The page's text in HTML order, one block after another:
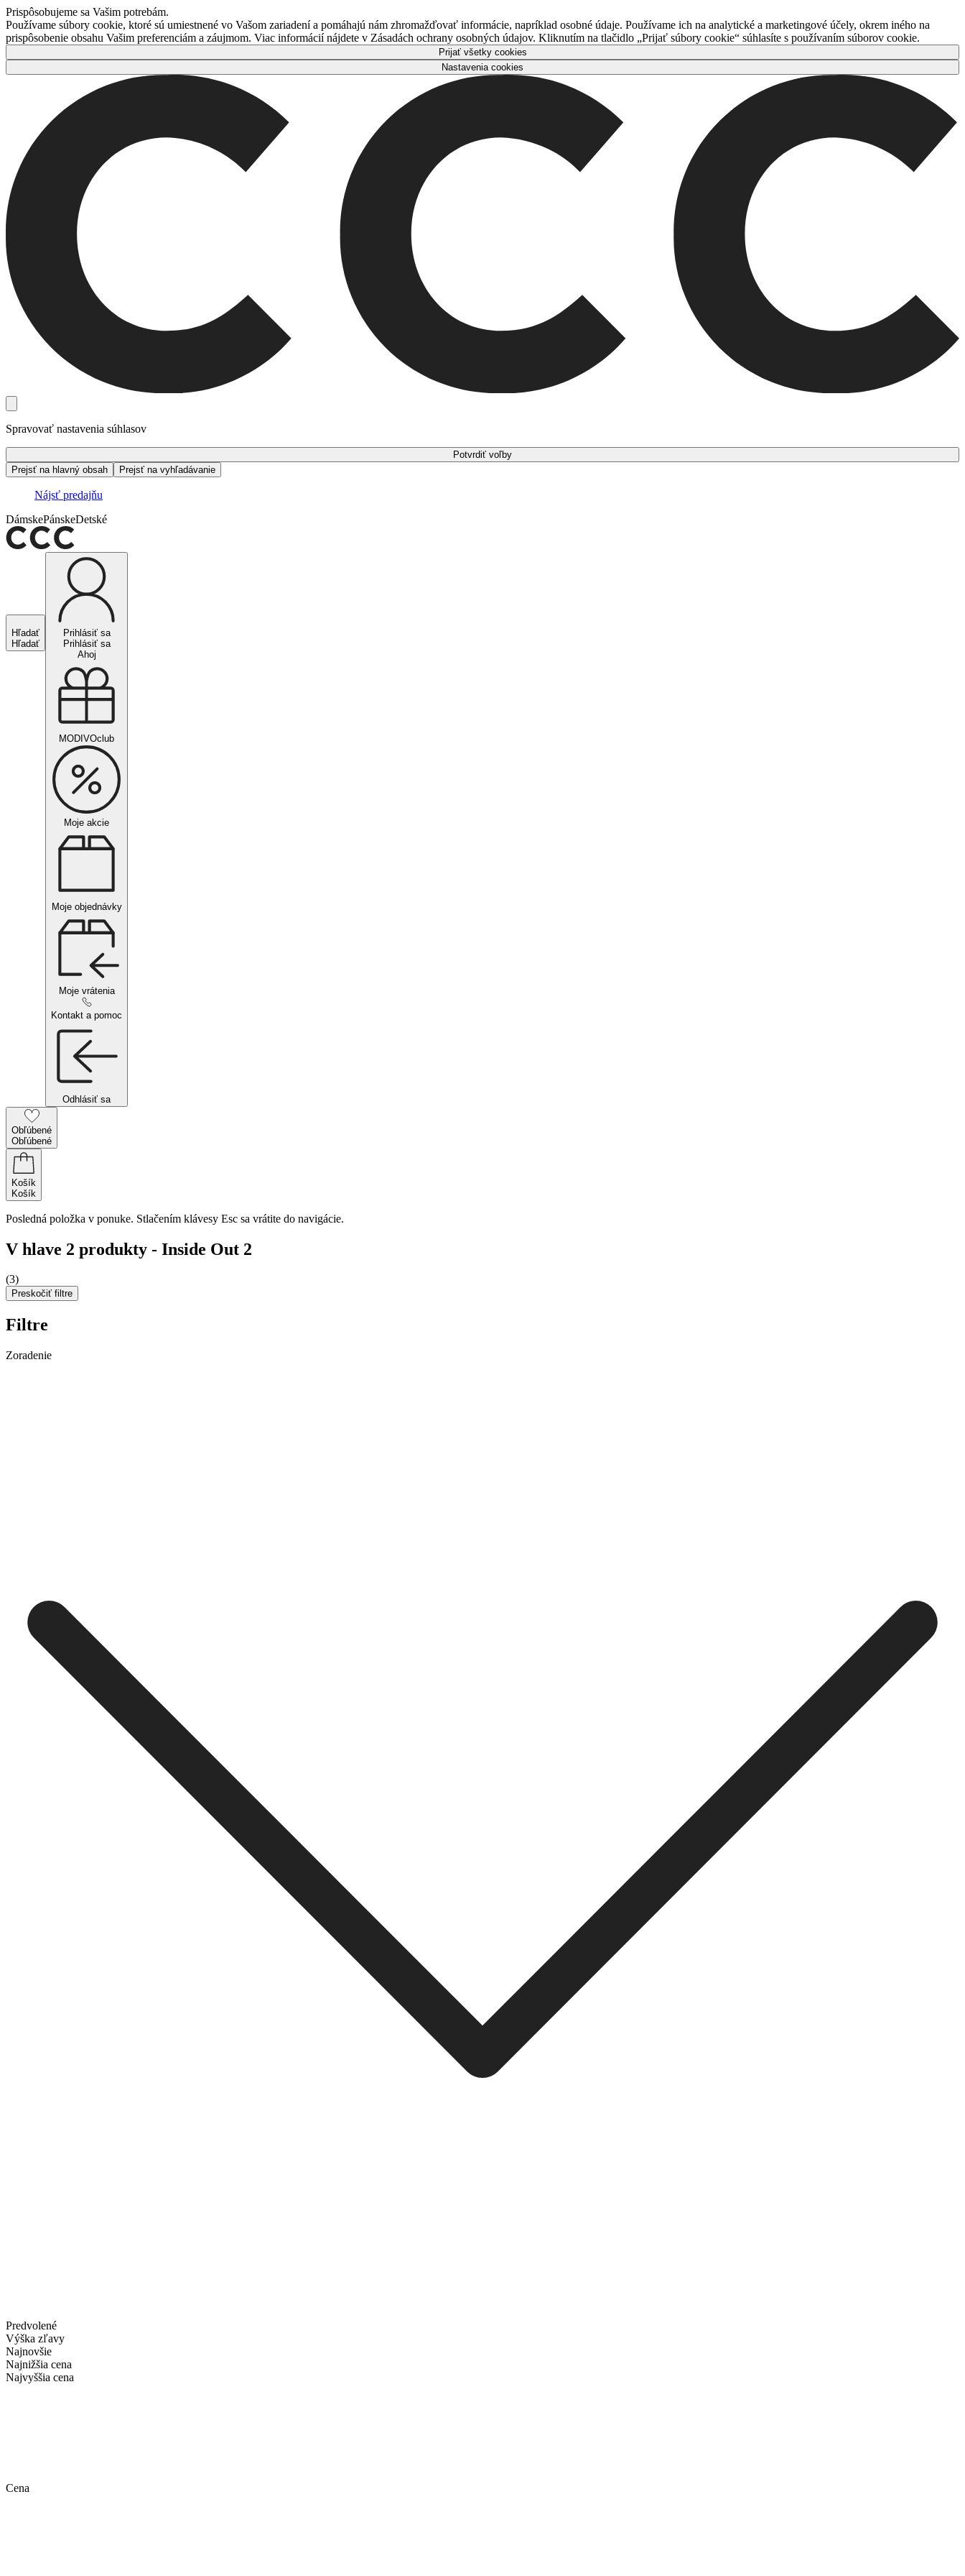
Prispôsobujeme sa Vašim potrebám.
Používame súbory cookie, ktoré sú umiestnené vo Vašom zariadení a pomáhajú nám zhromažďovať informácie, napríklad osobné údaje. Používame ich na analytické a marketingové účely, okrem iného na
prispôsobenie obsahu Vašim preferenciám a záujmom. Viac informácií nájdete v Zásadách ochrany osobných údajov. Kliknutím na tlačidlo „Prijať súbory cookie“ súhlasíte s používaním súborov cookie.
Prijať všetky cookies
Nastavenia cookies
Spravovať nastavenia súhlasov
Potvrdiť voľby
Prejsť na hlavný obsah
Prejsť na vyhľadávanie
Nájsť predajňu
DámskePánskeDetské
Hľadať
Hľadať
Prihlásiť sa
Prihlásiť sa
Ahoj
MODIVOclub
Moje akcie
Moje objednávky
Moje vrátenia
Kontakt a pomoc
Odhlásiť sa
Obľúbené
Obľúbené
Košík
Košík
Posledná položka v ponuke. Stlačením klávesy Esc sa vrátite do navigácie.
V hlave 2 produkty - Inside Out 2
(3)
Preskočiť filtre
Filtre
Zoradenie
Predvolené
Výška zľavy
Najnovšie
Najnižšia cena
Najvyššia cena
Cena